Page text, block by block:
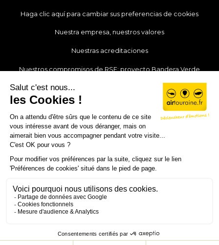
Haga clic aquí para cambiar sus preferencias de cookies
Nuestra empresa, nuestros valores
Nuestras acreditaciones
Nuestros compromisos de RSE: proyecto Bandera Verde
Nuestros colaboradores
Únete a nosotros
Póngase en contacto con
© Air Touraine 2019 - 2026